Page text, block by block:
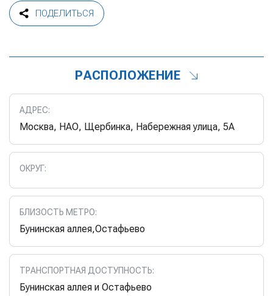
ПОДЕЛИТЬСЯ
РАСПОЛОЖЕНИЕ
АДРЕС:
Москва, НАО, Щербинка, Набережная улица, 5А
ОКРУГ:
БЛИЗОСТЬ МЕТРО:
Бунинская аллея,Остафьево
ТРАНСПОРТНАЯ ДОСТУПНОСТЬ:
Бунинская аллея и Остафьево